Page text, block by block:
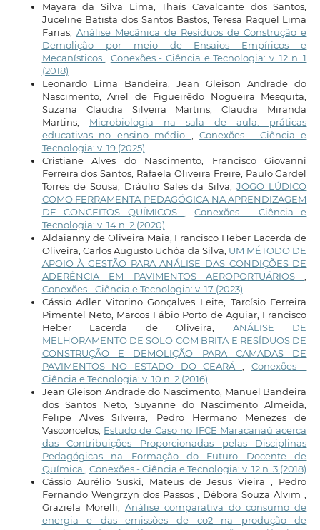
Mayara da Silva Lima, Thaís Cavalcante dos Santos,
Juceline Batista dos Santos Bastos, Teresa Raquel Lima
Farias, Análise Mecânica de Resíduos de Construção e
Demolição por meio de Ensaios Empíricos e
Mecanísticos, Conexões - Ciência e Tecnologia: v. 12 n. 1
(2018)
Leonardo Lima Bandeira, Jean Gleison Andrade do
Nascimento, Ariel de Figueirêdo Nogueira Mesquita,
Suzana Claudia Silveira Martins, Claudia Miranda
Martins, Microbiologia na sala de aula: práticas
educativas no ensino médio , Conexões - Ciência e
Tecnologia: v. 19 (2025)
Cristiane Alves do Nascimento, Francisco Giovanni
Ferreira dos Santos, Rafaela Oliveira Freire, Paulo Gardel
Torres de Sousa, Dráulio Sales da Silva,JOGO LÚDICO
COMO FERRAMENTA PEDAGÓGICA NA APRENDIZAGEM
DE CONCEITOS QUÍMICOS ,Conexões - Ciência e
Tecnologia: v. 14 n. 2 (2020)
Aldaianny de Oliveira Maia, Francisco Heber Lacerda de
Oliveira, Carlos Augusto Uchôa da Silva, UM MÉTODO DE
APOIO À GESTÃO PARA ANÁLISE DAS CONDIÇÕES DE
ADERÊNCIA EM PAVIMENTOS AEROPORTUÁRIOS,
Conexões - Ciência e Tecnologia: v. 17 (2023)
Cássio Adler Vitorino Gonçalves Leite, Tarcísio Ferreira
Pimentel Neto, Marcos Fábio Porto de Aguiar, Francisco
Heber Lacerda de Oliveira, ANÁLISE DE
MELHORAMENTO DE SOLO COM BRITA E RESÍDUOS DE
CONSTRUÇÃO E DEMOLIÇÃO PARA CAMADAS DE
PAVIMENTOS NO ESTADO DO CEARÁ, Conexões -
Ciência e Tecnologia: v. 10 n. 2 (2016)
Jean Gleison Andrade do Nascimento, Manuel Bandeira
dos Santos Neto, Suyanne do Nascimento Almeida,
Felipe Alves Silveira, Pedro Hermano Menezes de
Vasconcelos, Estudo de Caso no IFCE Maracanaú acerca
das Contribuições Proporcionadas pelas Disciplinas
Pedagógicas na Formação do Futuro Docente de
Química , Conexões - Ciência e Tecnologia: v. 12 n. 3 (2018)
Cássio Aurélio Suski, Mateus de Jesus Vieira , Pedro
Fernando Wengrzyn dos Passos , Débora Souza Alvim ,
Graziela Morelli, Análise comparativa do consumo de
energia e das emissões de co2 na produção de